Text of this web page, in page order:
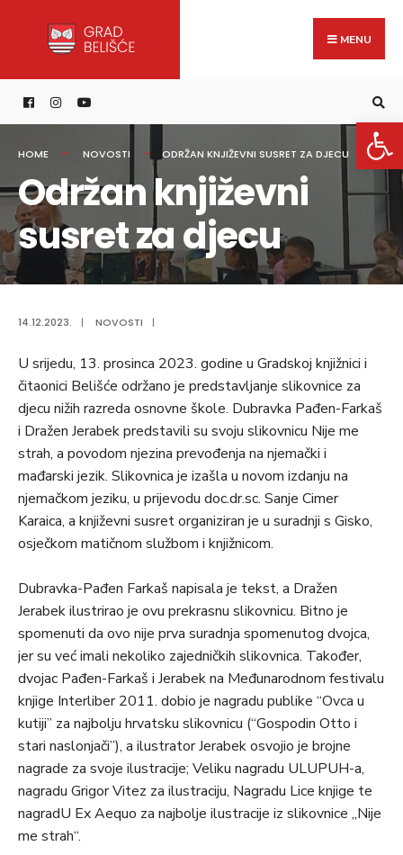
content
MENU
HOME NOVOSTI ODRŽAN KNJIŽEVNI SUSRET ZA DJECU
Održan književni
susret za djecu
14.12.2023. | NOVOSTI |
U srijedu, 13. prosinca 2023. godine u Gradskoj knjižnici i
čitaonici Belišće održano je predstavljanje slikovnice za
djecu nižih razreda osnovne škole. Dubravka Pađen-Farkaš
i Dražen Jerabek predstavili su svoju slikovnicu Nije me
strah, a povodom njezina prevođenja na njemački i
mađarski jezik. Slikovnica je izašla u novom izdanju na
njemačkom jeziku, u prijevodu doc.dr.sc. Sanje Cimer
Karaica, a književni susret organiziran je u suradnji s Gisko,
osječkom matičnom službom i knjižnicom.
Dubravka-Pađen Farkaš napisala je tekst, a Dražen
Jerabek ilustrirao je ovu prekrasnu slikovnicu. Bitno je
spomenuti da ovo nije prva suradnja spomenutog dvojca,
jer su već imali nekoliko zajedničkih slikovnica. Također,
dvojac Pađen-Farkaš i Jerabek na Međunarodnom festivalu
knjige Interliber 2011. dobio je nagradu publike “Ovca u
kutiji” za najbolju hrvatsku slikovnicu (“Gospodin Otto i
stari naslonjači”), a ilustrator Jerabek osvojio je brojne
nagrade za svoje ilustracije; Veliku nagradu ULUPUH-a,
nagradu Grigor Vitez za ilustraciju, Nagradu Lice knjige te
nagradU Ex Aequo za najbolje ilustracije iz slikovnice „Nije
me strah“.
for: